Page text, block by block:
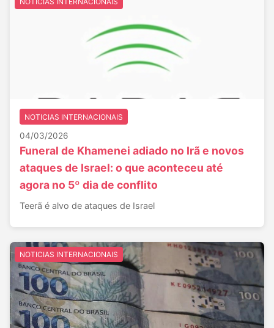
NOTICIAS INTERNACIONAIS
04/03/2026
Funeral de Khamenei adiado no Irã e novos
ataques de Israel: o que aconteceu até
agora no 5º dia de conflito
Teerã é alvo de ataques de Israel
NOTICIAS INTERNACIONAIS